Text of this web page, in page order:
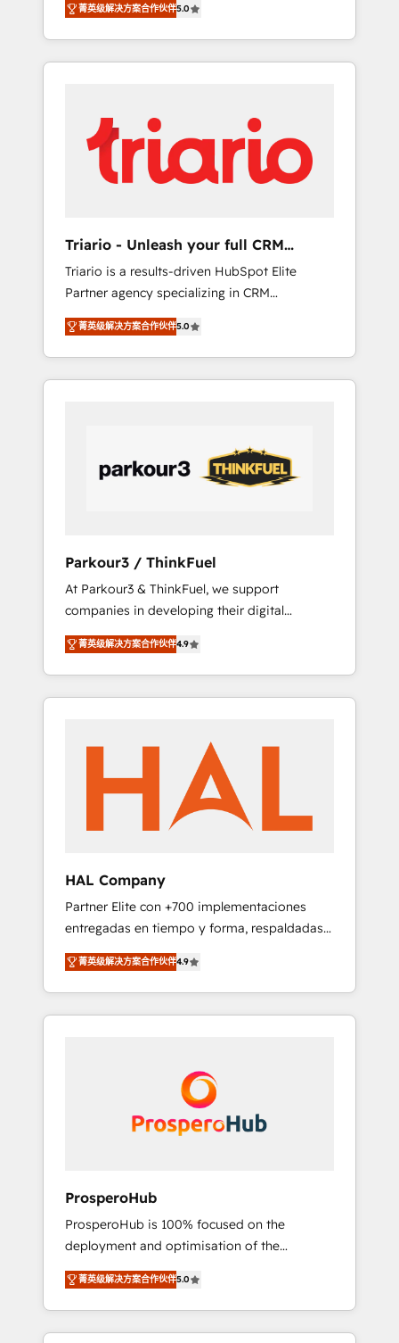
focus on ROI and TCO. As a trusted extension
of your team, we believe in the power of
partnership. Together, we embark on a
your business. If not now, when?
engagements. "Blue Frog is a top, trusted
partner in HubSpot's ecosystem for a reason.
Their team brings over a decade of
strategies for driving growth. They are
committed to helping our customers grow
and finding solutions that fit their unique
business needs. We are thrilled to have Blue
HubSpot “Our experience with the team at
Blue Frog has been nothing short of
extraordinary. Their years of experience and
quality of skilled staff has earned them a
trusted reputation within the HubSpot
ecosystem as a reliable partner capable of
delivering remarkable experiences for our
菁英级解决方案合作伙伴5.0
Triario - Unleash your full CRM
potential
Triario is a results-driven HubSpot Elite
Partner agency specializing in CRM
implementations & migrations, Revenue
Operations, Custom Integrations, Custom AI
agents and AI-ready Website Design With
over 15 years of experience, we help
through smart automation, data hygiene, and
tailored HubSpot solutions. Our clients
choose us because we blend the expertise of
Our Services: HubSpot implementations &
data migration Custom AI agents Revenue
Operations API integrations AI-ready Website
design Let’s turn your CRM into your growth
engine!
菁英级解决方案合作伙伴5.0
Parkour3 / ThinkFuel
At Parkour3 & ThinkFuel, we support
companies in developing their digital
strategies by leveraging technologies and
automating their marketing and sales
processes to generate growth. Our offer
spans from Strategy to Operations. We
implementation, web design, sales &
marketing automation, and digital marketing.
With extensive experience working with tech
companies and manufacturers since 2002,
we are committed to empowering our clients
implementation and seamless integration of
the CRM platform into your digital
ecosystem. Would you like support in
deploying your inbound marketing strategy?
We'll provide support tailored to your needs
and sales objectives. With 125+ certifications,
we are part of the most certified Canadian
coast), our services are offered in both
菁英级解决方案合作伙伴4.9
HAL Company
Partner Elite con +700 implementaciones
entregadas en tiempo y forma, respaldadas
por 6 acreditaciones de HubSpot y un
equipo de 6 Certified Trainers avalados por
HubSpot Academy. Acompañamos a las
empresas en cada etapa de su crecimiento
Nos caracterizamos por combinar excelencia
técnica con una mirada estratégica a largo
菁英级解决方案合作伙伴4.9
ProsperoHub
ProsperoHub is 100% focused on the
deployment and optimisation of the
HubSpot CRM platform. Our highly
experienced team of solutions experts will
ensure that you achieve maximum adoption
and ROI from your HubSpot investment. Use
菁英级解决方案合作伙伴5.0